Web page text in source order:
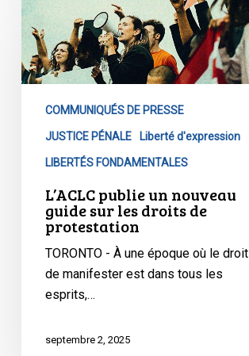
publie
un
nouveau
guide
droits
COMMUNIQUÉS DE PRESSE
JUSTICE PÉNALE Liberté d'expression
LIBERTÉS FONDAMENTALES
L’ACLC publie un nouveau
guide sur les droits de
protestation
TORONTO - À une époque où le droit
de manifester est dans tous les
esprits,…
septembre 2, 2025